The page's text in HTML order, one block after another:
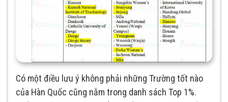
Có một điều lưu ý không phải những Trường tốt nào
của Hàn Quốc cũng nằm trong danh sách Top 1%.